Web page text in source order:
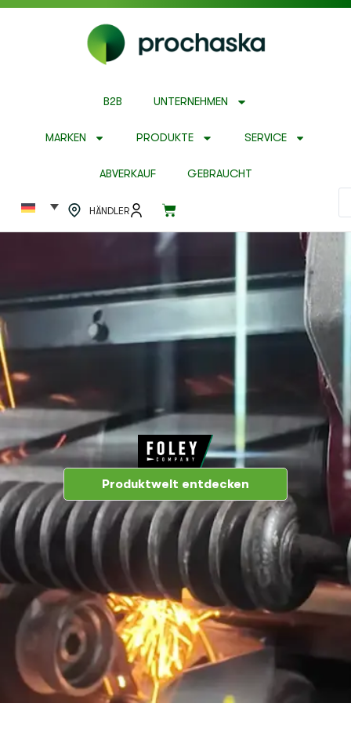
B2B UNTERNEHMEN
MARKEN PRODUKTE SERVICE
ABVERKAUF GEBRAUCHT
HÄNDLER
Produktwelt entdecken